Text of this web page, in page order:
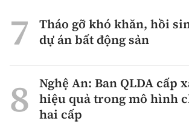
Tháo gỡ khó khăn, hồi
dự án bất động sản
Nghệ An: Ban QLDA cấp
hiệu quả trong mô hình
hai cấp